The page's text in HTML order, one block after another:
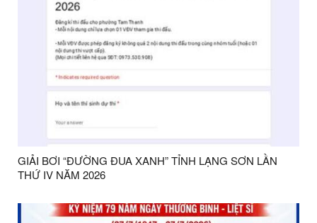
GIẢI BƠI “ĐƯỜNG ĐUA XANH” TỈNH LẠNG SƠN LẦN
THỨ IV NĂM 2026